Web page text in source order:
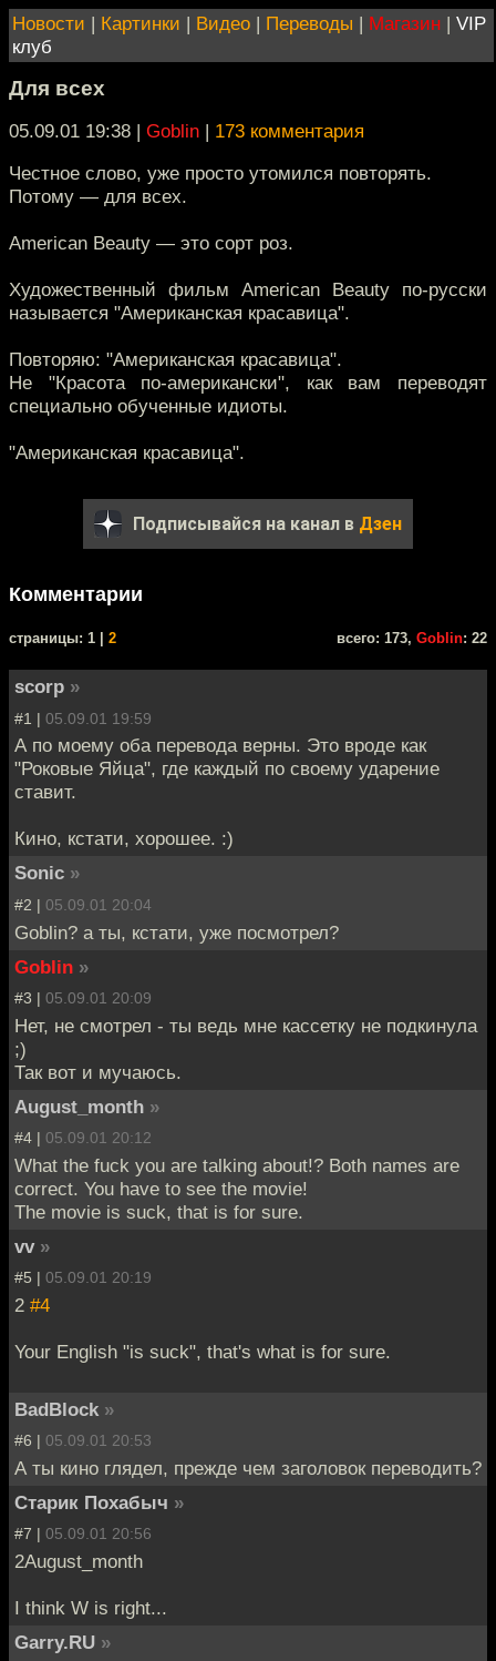
Новости | Картинки | Видео | Переводы | Магазин | VIP
клуб
Для всех
05.09.01 19:38 | Goblin | 173 комментария
Честное слово, уже просто утомился повторять.
Потому — для всех.
American Beauty — это сорт роз.
Художественный фильм American Beauty по-русски
называется "Американская красавица".
Повторяю: "Американская красавица".
Не "Красота по-американски", как вам переводят
специально обученные идиоты.
"Американская красавица".
Подписывайся на канал в Дзен
Комментарии
cтраницы: 1 | 2 всего: 173, Goblin: 22
scorp »
#1 | 05.09.01 19:59
А по моему оба перевода верны. Это вроде как
"Роковые Яйца", где каждый по своему ударение
ставит.
Кино, кстати, хорошее. :)
Sonic »
#2 | 05.09.01 20:04
Goblin? а ты, кстати, уже посмотрел?
Goblin »
#3 | 05.09.01 20:09
Нет, не смотрел - ты ведь мне кассетку не подкинула
;)
Так вот и мучаюсь.
August_month »
#4 | 05.09.01 20:12
What the fuck you are talking about!? Both names are
correct. You have to see the movie!
The movie is suck, that is for sure.
vv »
#5 | 05.09.01 20:19
2 #4
Your English "is suck", that's what is for sure.
BadBlock »
#6 | 05.09.01 20:53
А ты кино глядел, прежде чем заголовок переводить?
Старик Похабыч »
#7 | 05.09.01 20:56
2August_month
I think W is right...
Garry.RU »